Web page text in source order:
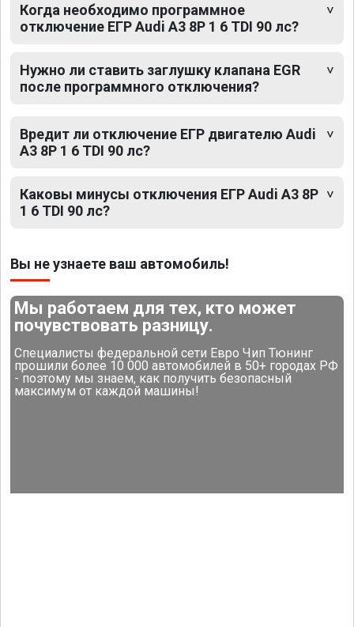
Когда необходимо программное
отключение ЕГР Audi A3 8P 1 6 TDI 90 лс?
Нужно ли ставить заглушку клапана EGR
после программного отключения?
Вредит ли отключение ЕГР двигателю Audi
A3 8P 1 6 TDI 90 лс?
Каковы минусы отключения ЕГР Audi A3 8P
1 6 TDI 90 лс?
Вы не узнаете ваш автомобиль!
Мы работаем для тех, кто может
почувствовать разницу.
Специалисты федеральной сети Евро Чип Тюнинг
прошили более 10 000 автомобилей в 50+ городах РФ
- поэтому мы знаем, как получить безопасный
максимум от каждой машины!